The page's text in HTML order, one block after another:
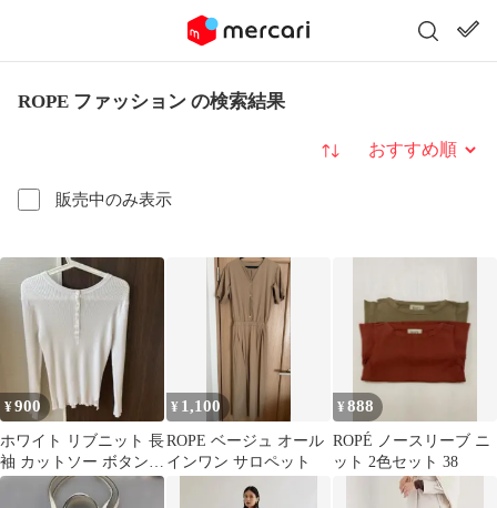
ROPE ファッション の検索結果
販売中のみ表示
並び替え
¥900
ホワイト リブニット 長
袖 カットソー ボタン付
き
¥ 1,100
ROPE ベージュ オール
インワン サロペット
¥888
ROPÉ ノースリーブ ニ
ット 2色セット 38